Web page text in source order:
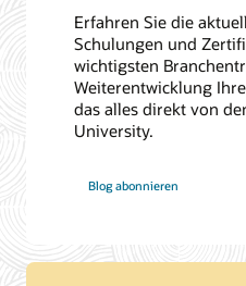
Erfahren Sie die
Schulungen und
wichtigsten
Weiterentwicklung
das alles direkt von
University.
Blog abonnieren